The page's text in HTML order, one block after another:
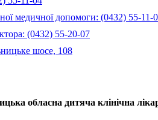
медичної допомоги: (0432) 55-11-
(0432) 55-20-07
шосе, 108
обласна дитяча клінічна